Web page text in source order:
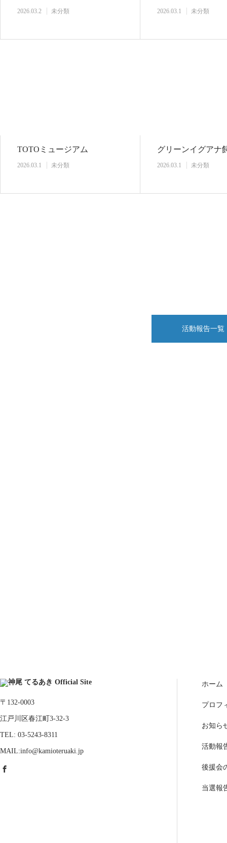
2026.03.2 未分類 2026.03.1 未分類
TOTOミュージアム
2026.03.1 未分類
グリーンイグアナ
2026.03.1 未分類
活動報告一覧
〒132-0003
江戸川区春江町3-32-3
TEL: 03-5243-8311
MAIL:info@kamioteruaki.jp
ホーム
プロフ
お知ら
活動報
後援会
当選報